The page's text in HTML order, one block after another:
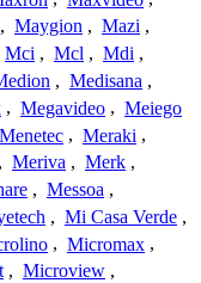
, Maygion , Mazi ,
Mci , Mcl , Mdi ,
, Medisana ,
, Megavideo , Meiego
Menetec , Meraki ,
, Meriva , Merk ,
, Messoa ,
, Mi Casa Verde ,
, Micromax ,
, Microview ,